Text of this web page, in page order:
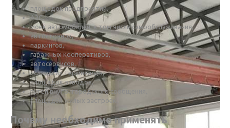
площадок предприятий,
АЗС,
моек автомобилей, в том числе самообслуживания,
автостоянок,
паркингов,
гаражных кооперативов,
автосервисов,
складских терминалов,
площадок заводов,
путей внутригородского сообщения,
площадей жилых застроек.
Почему необходимо применять